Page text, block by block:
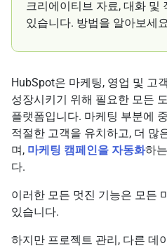
크리에이티브 자료, 대화 및
있습니다. 방법을 알아보세
HubSpot은 마케팅, 영업 및 고
성장시키기 위해 필요한 모든
플랫폼입니다. 마케팅 부분에
적절한 고객을 유치하고, 더 많
며, 마케팅 캠페인을 자동화하
다.
이러한 모든 멋진 기능은 모든
있습니다.
하지만 프로젝트 관리, 다른 데